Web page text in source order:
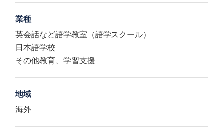
業種
英会話など語学教室（語学スクール）
日本語学校
その他教育、学習支援
地域
海外